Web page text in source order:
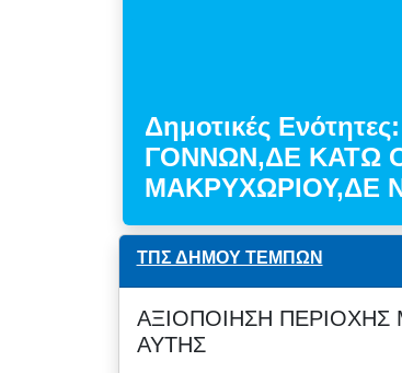
Δημοτικές
ΓΟΝΝΩΝ,ΔΕ ΚΑΤΩ
ΜΑΚΡΥΧΩΡΙΟΥ,ΔΕ
ΤΠΣ ΔΗΜΟΥ ΤΕΜΠΩΝ
ΑΞΙΟΠΟΙΗΣΗ
ΑΥΤΗΣ